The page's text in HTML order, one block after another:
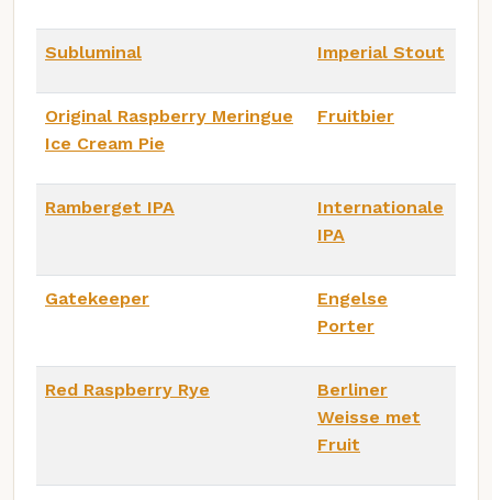
Subluminal Imperial Stout
Original Raspberry Meringue
Ice Cream Pie
Fruitbier
Ramberget IPA
Internationale
IPA
Gatekeeper
Engelse
Porter
Red Raspberry Rye
Berliner
Weisse met
Fruit